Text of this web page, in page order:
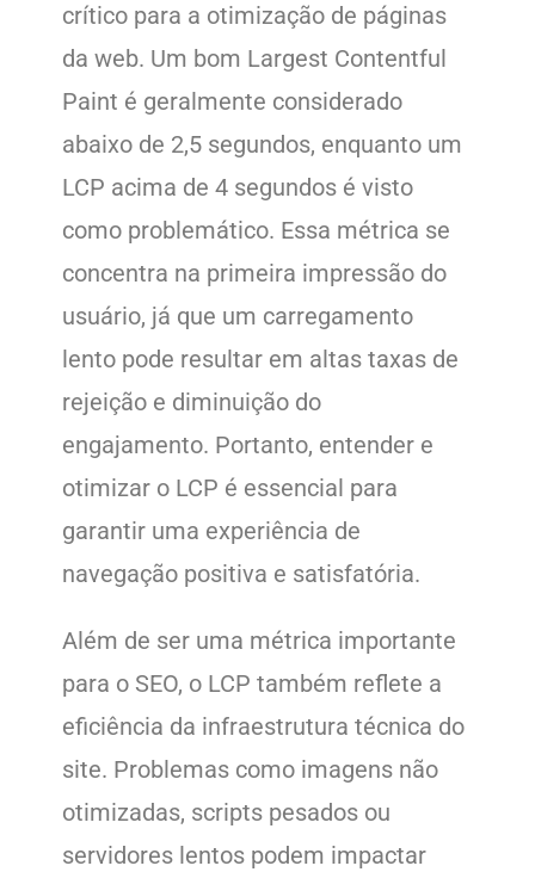
crítico para a otimização de páginas
da web. Um bom Largest Contentful
Paint é geralmente considerado
abaixo de 2,5 segundos, enquanto um
LCP acima de 4 segundos é visto
como problemático. Essa métrica se
concentra na primeira impressão do
usuário, já que um carregamento
lento pode resultar em altas taxas de
rejeição e diminuição do
engajamento. Portanto, entender e
otimizar o LCP é essencial para
garantir uma experiência de
navegação positiva e satisfatória.
Além de ser uma métrica importante
para o SEO, o LCP também reflete a
eficiência da infraestrutura técnica do
site. Problemas como imagens não
otimizadas, scripts pesados ou
servidores lentos podem impactar